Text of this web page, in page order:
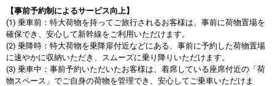
十分な座席数をご用意しておりますが、列車によっては混み合う場
合もありますので、満席の場合は、他の列車をご予約いただきます
よう、お願いいたします。
【事前予約制によるサービス向上】
(1) 乗車前：特大荷物を持ってご旅行されるお客様は、事前に荷物置場を
確保でき、安心して新幹線をご利用いただけます。
(2) 乗降時：特大荷物を乗降扉付近などにある、事前に予約した荷物置場
に速やかに収納いただき、スムーズに乗り降りいただけます。
(3) 乗車中：事前予約いただいたお客様は、着席している座席付近の「荷
物スペース」でご自身の荷物を管理でき、安心してご乗車いただけま